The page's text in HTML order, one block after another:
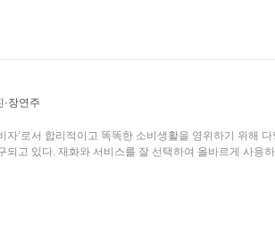
·장연주
자’로서 합리적이고 똑똑한 소비생활을 영위하기 위해 다
되고 있다. 재화와 서비스를 잘 선택하여 올바르게 사용